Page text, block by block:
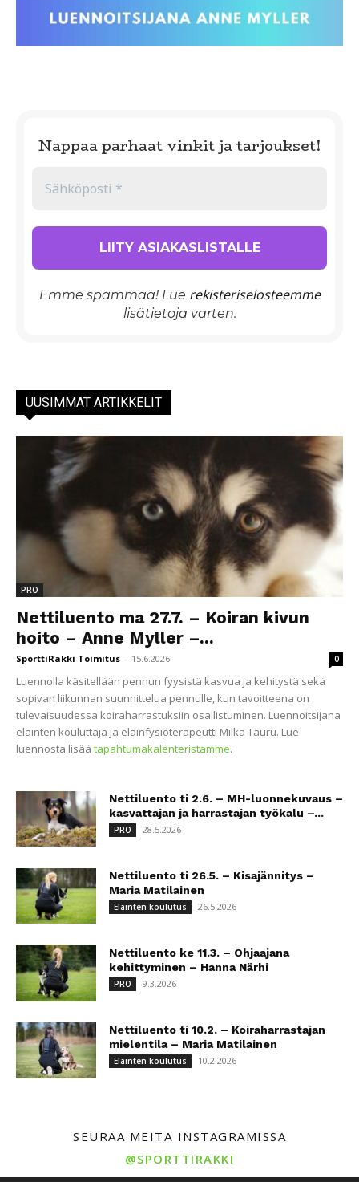
Nappaa parhaat vinkit ja tarjoukset!
Emme spämmää! Lue rekisteriselosteemme
lisätietoja varten.
UUSIMMAT ARTIKKELIT
PRO
Nettiluento ma 27.7. – Koiran kivun
hoito – Anne Myller –...
SporttiRakki Toimitus - 15.6.2026 0
Luennolla käsitellään pennun fyysistä kasvua ja kehitystä sekä
sopivan liikunnan suunnittelua pennulle, kun tavoitteena on
tulevaisuudessa koiraharrastuksiin osallistuminen. Luennoitsijana
eläinten kouluttaja ja eläinfysioterapeutti Milka Tauru. Lue
luennosta lisää tapahtumakalenteristamme.
Nettiluento ti 2.6. – MH-luonnekuvaus –
kasvattajan ja harrastajan työkalu –...
PRO 28.5.2026
Nettiluento ti 26.5. – Kisajännitys –
Maria Matilainen
Eläinten koulutus 26.5.2026
Nettiluento ke 11.3. – Ohjaajana
kehittyminen – Hanna Närhi
PRO 9.3.2026
Nettiluento ti 10.2. – Koiraharrastajan
mielentila – Maria Matilainen
Eläinten koulutus 10.2.2026
SEURAA MEITÄ INSTAGRAMISSA
@SPORTTIRAKKI